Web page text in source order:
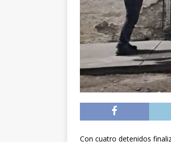
[
[
Con cuatro detenidos